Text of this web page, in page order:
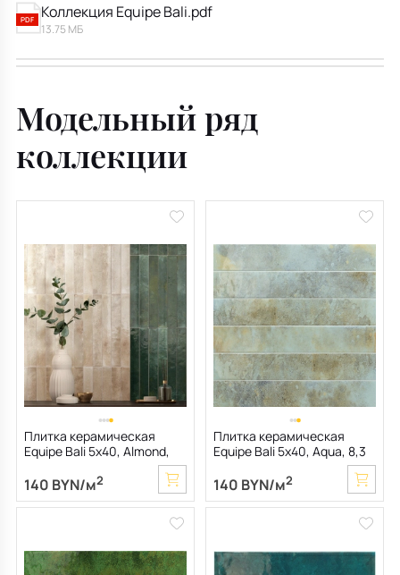
PDF Коллекция Equipe Bali.pdf
13.75 МБ
Модельный ряд
коллекции
Плитка керамическая
Equipe Bali 5х40, Almond,
140 BYN/м2
Плитка керамическая
Equipe Bali 5х40, Aqua, 8,3
140 BYN/м2